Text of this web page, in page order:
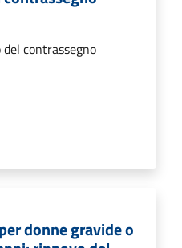
contrassegno
donne gravide o